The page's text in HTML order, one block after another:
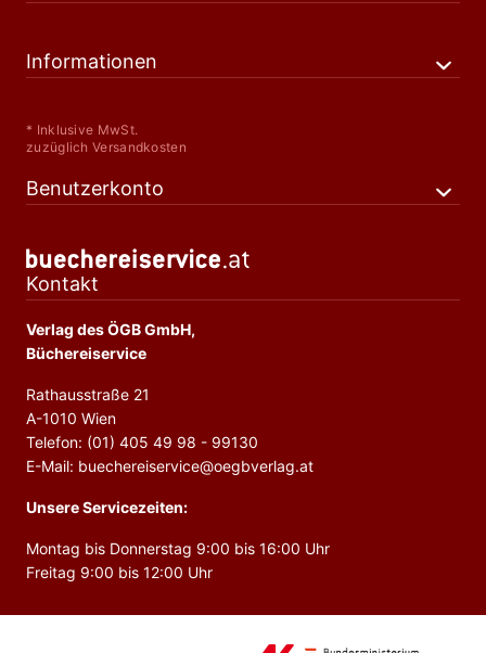
Informationen
* Inklusive MwSt.
zuzüglich Versandkosten
Benutzerkonto
Kontakt
Verlag des ÖGB GmbH,
Büchereiservice
Rathausstraße 21
A-1010 Wien
Telefon: (01) 405 49 98 - 99130
E-Mail: buechereiservice@oegbverlag.at
Unsere Servicezeiten:
Montag bis Donnerstag 9:00 bis 16:00 Uhr
Freitag 9:00 bis 12:00 Uhr